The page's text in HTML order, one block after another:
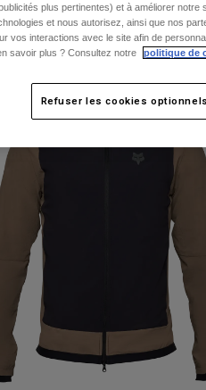
plus pertinentes) et à améliorer notre
et nous autorisez, ainsi que nos
vos interactions avec le site afin de
savoir plus ? Consultez notre
politique de
Refuser les cookies optionnels